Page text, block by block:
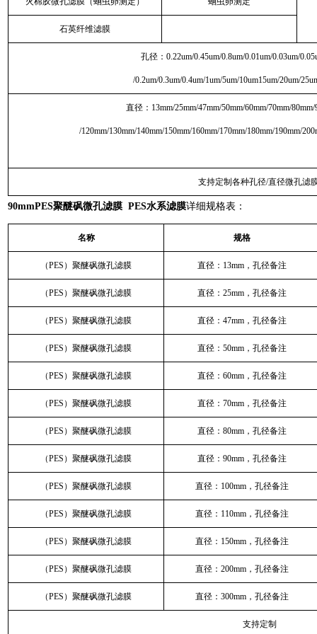
石英纤维滤膜
孔径：0.22um/0.45um/0.8um/0.01um/0.03um/
/0.2um/0.3um/0.4um/1um/5um/10um15um/20um/
直径：13mm/25mm/47mm/50mm/60mm/70mm/
/120mm/130mm/140mm/150mm/160mm/170mm/180mm/190mm/
支持定制各种孔径/直径微孔滤
90mmPES聚醚砜微孔滤膜 PES水系滤膜详细规格表：
名称 规格
（PES）聚醚砜微孔滤膜 直径：13mm，孔径备注
（PES）聚醚砜微孔滤膜 直径：25mm，孔径备注
（PES）聚醚砜微孔滤膜 直径：47mm，孔径备注
（PES）聚醚砜微孔滤膜 直径：50mm，孔径备注
（PES）聚醚砜微孔滤膜 直径：60mm，孔径备注
（PES）聚醚砜微孔滤膜 直径：70mm，孔径备注
（PES）聚醚砜微孔滤膜 直径：80mm，孔径备注
（PES）聚醚砜微孔滤膜 直径：90mm，孔径备注
（PES）聚醚砜微孔滤膜 直径：100mm，孔径备注
（PES）聚醚砜微孔滤膜 直径：110mm，孔径备注
（PES）聚醚砜微孔滤膜 直径：150mm，孔径备注
（PES）聚醚砜微孔滤膜 直径：200mm，孔径备注
（PES）聚醚砜微孔滤膜 直径：300mm，孔径备注
支持定制